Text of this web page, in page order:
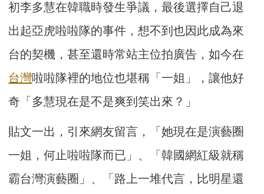
初李多慧在韓職時發生爭議，最後選擇自己退
出起亞虎啦啦隊的事件，想不到也因此成為來
台的契機，甚至還時常站主位拍廣告，如今在
台灣啦啦隊裡的地位也堪稱「一姐」，讓他好
奇「多慧現在是不是爽到笑出來？」
貼文一出，引來網友留言，「她現在是演藝圈
一姐，何止啦啦隊而已」、「韓國網紅級就稱
霸台灣演藝圈」、「路上一堆代言，比明星還